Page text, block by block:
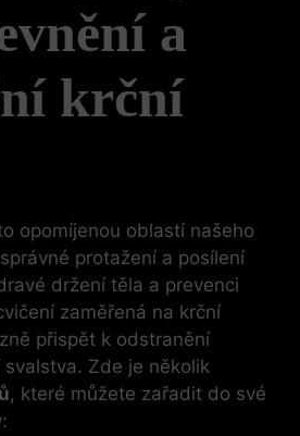
a
krční
opomíjenou oblastí našeho
protažení a posílení
držení těla a prevenci
zaměřená na krční
přispět k odstranění
Zde je několik
, které můžete zařadit do své